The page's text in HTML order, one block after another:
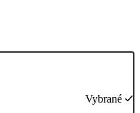
Vybrané